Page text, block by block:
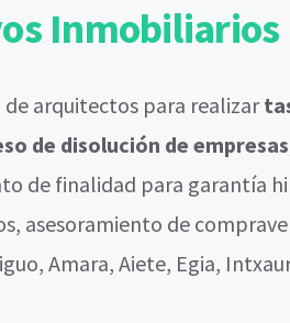
arquitectos para realizar
de disolución de
de finalidad para garantía
asesoramiento de
Amara, Aiete, Egia,